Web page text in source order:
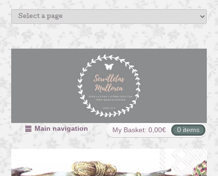
My Basket: 0,00€ 0 items
Main navigation